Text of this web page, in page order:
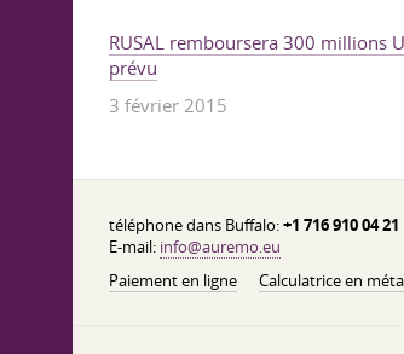
RUSAL remboursera 300 millions
prévu
3 février 2015
téléphone dans Buffalo:+1 716 910 04 21
E-mail: info@auremo.eu
Paiement en ligne
Calculatrice en